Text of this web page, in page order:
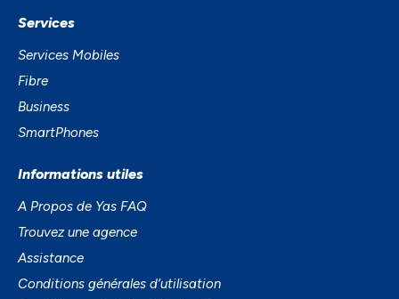
Services
Services Mobiles
Fibre
Business
SmartPhones
Informations utiles
A Propos de Yas FAQ
Trouvez une agence
Assistance
Conditions générales d’utilisation